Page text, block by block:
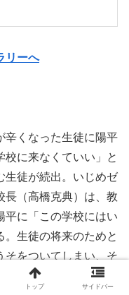
リーへ
辛くなった生徒に陽平
校に来なくていい」と
生徒が続出。いじめゼ
長（高橋克典）は、教
平に「この学校にはい
。生徒の将来のためと
そをついてしまい、そ
。
トップ サイドバー